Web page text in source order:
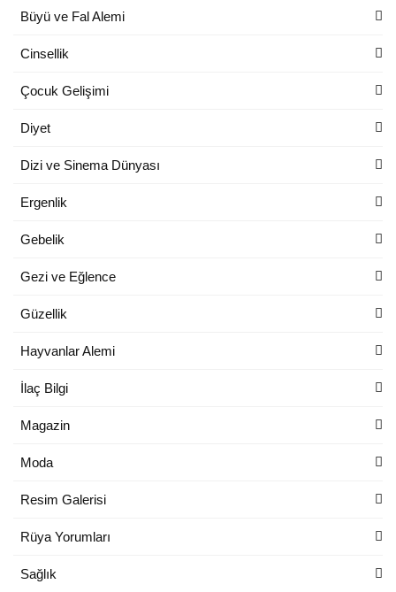
Büyü ve Fal Alemi
Cinsellik
Çocuk Gelişimi
Diyet
Dizi ve Sinema Dünyası
Ergenlik
Gebelik
Gezi ve Eğlence
Güzellik
Hayvanlar Alemi
İlaç Bilgi
Magazin
Moda
Resim Galerisi
Rüya Yorumları
Sağlık